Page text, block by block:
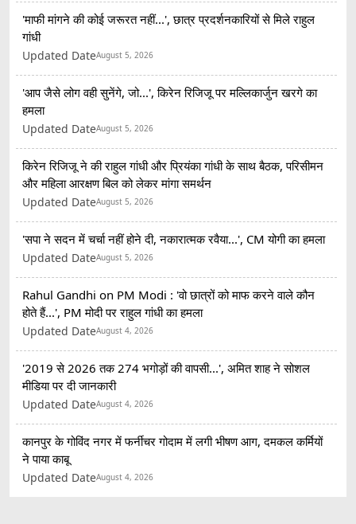
'माफी मांगने की कोई जरूरत नहीं...', छात्र प्रदर्शनकारियों से मिले राहुल
गांधी
Updated DateAugust 5, 2026
'आप जैसे लोग वही सुनेंगे, जो...', किरेन रिजिजू पर मल्लिकार्जुन खरगे का
हमला
Updated DateAugust 5, 2026
किरेन रिजिजू ने की राहुल गांधी और प्रियंका गांधी के साथ बैठक, परिसीमन
और महिला आरक्षण बिल को लेकर मांगा समर्थन
Updated DateAugust 5, 2026
'सपा ने सदन में चर्चा नहीं होने दी, नकारात्मक रवैया...', CM योगी का हमला
Updated DateAugust 5, 2026
Rahul Gandhi on PM Modi : 'वो छात्रों को माफ करने वाले कौन
होते हैं...', PM मोदी पर राहुल गांधी का हमला
Updated DateAugust 4, 2026
'2019 से 2026 तक 274 भगोड़ों की वापसी...', अमित शाह ने सोशल
मीडिया पर दी जानकारी
Updated DateAugust 4, 2026
कानपुर के गोविंद नगर में फर्नीचर गोदाम में लगी भीषण आग, दमकल कर्मियों
ने पाया काबू
Updated DateAugust 4, 2026